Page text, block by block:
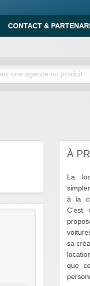
CONTACT &
À
La
à la
C’est
sa
que